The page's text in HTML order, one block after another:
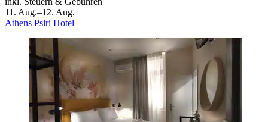
11. Aug.–12. Aug.
Athens Psiri Hotel